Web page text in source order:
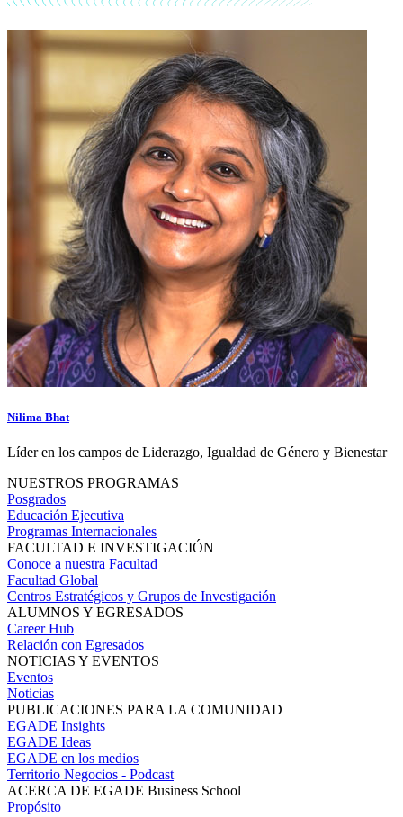
Nilima Bhat
Líder en los campos de Liderazgo, Igualdad de Género y Bienestar
NUESTROS PROGRAMAS
Posgrados
Educación Ejecutiva
Programas Internacionales
FACULTAD E INVESTIGACIÓN
Conoce a nuestra Facultad
Facultad Global
Centros Estratégicos y Grupos de Investigación
ALUMNOS Y EGRESADOS
Career Hub
Relación con Egresados
NOTICIAS Y EVENTOS
Eventos
Noticias
PUBLICACIONES PARA LA COMUNIDAD
EGADE Insights
EGADE Ideas
EGADE en los medios
Territorio Negocios - Podcast
ACERCA DE EGADE Business School
Propósito